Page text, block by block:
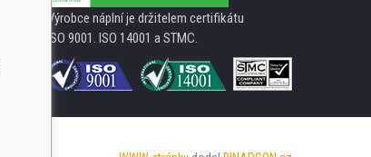
Výrobce náplní je držitelem certifikátu
ISO 9001. ISO 14001 a STMC.